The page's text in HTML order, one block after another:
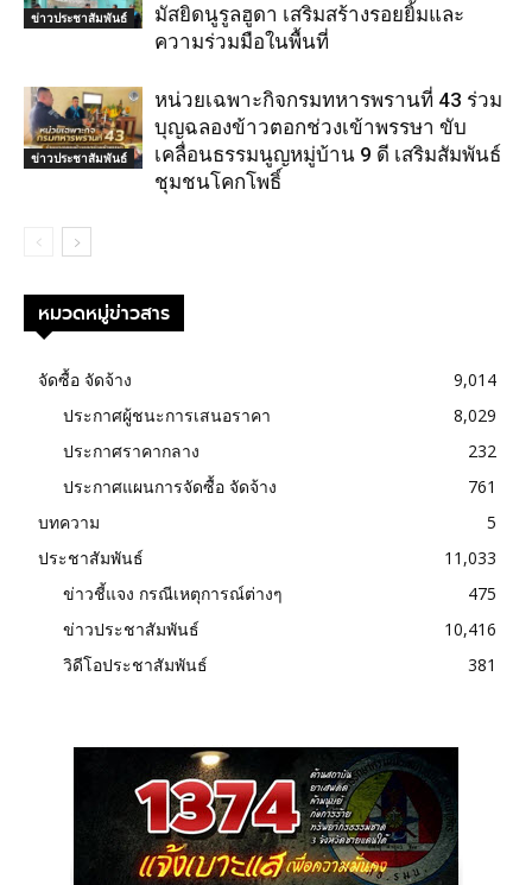
ข่าวประชาสัมพันธ์
มัสยิดนูรูลฮูดา เสริมสร้างรอยยิ้มและ
ความร่วมมือในพื้นที่
ข่าวประชาสัมพันธ์
หน่วยเฉพาะกิจกรมทหารพรานที่ 43 ร่วม
บุญฉลองข้าวตอกช่วงเข้าพรรษา ขับ
เคลื่อนธรรมนูญหมู่บ้าน 9 ดี เสริมสัมพันธ์
ชุมชนโคกโพธิ์
หมวดหมู่ข่าวสาร
จัดซื้อ จัดจ้าง
9,014
ประกาศผู้ชนะการเสนอราคา
8,029
ประกาศราคากลาง
232
ประกาศแผนการจัดซื้อ จัดจ้าง
761
บทความ
5
ประชาสัมพันธ์
11,033
ข่าวชี้แจง กรณีเหตุการณ์ต่างๆ
475
ข่าวประชาสัมพันธ์
10,416
วิดีโอประชาสัมพันธ์
381